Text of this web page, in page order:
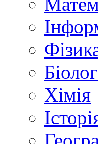
Хімія